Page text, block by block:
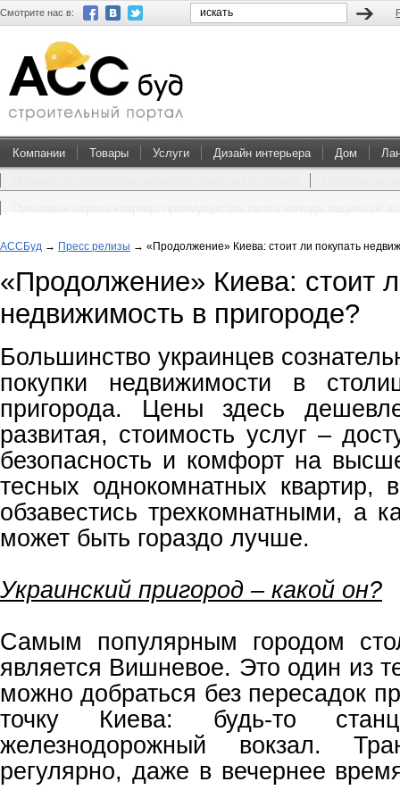
Смотрите нас в:
Компании Товары Услуги Дизайн интерьера Дом
АССБуд → Пресс релизы → «Продолжение» Киева: стоит ли покупать
«Продолжение» Киева: стоит
недвижимость в пригороде?
Большинство украинцев
покупки недвижимости в
пригорода. Цены здесь
развитая, стоимость услуг –
безопасность и комфорт на
тесных однокомнатных квартир,
обзавестись трехкомнатными, а
может быть гораздо лучше.
Украинский пригород – какой он?
Самым популярным городом
является Вишневое. Это один из
можно добраться без пересадок
точку Киева: будь-то
железнодорожный вокзал.
регулярно, даже в вечернее